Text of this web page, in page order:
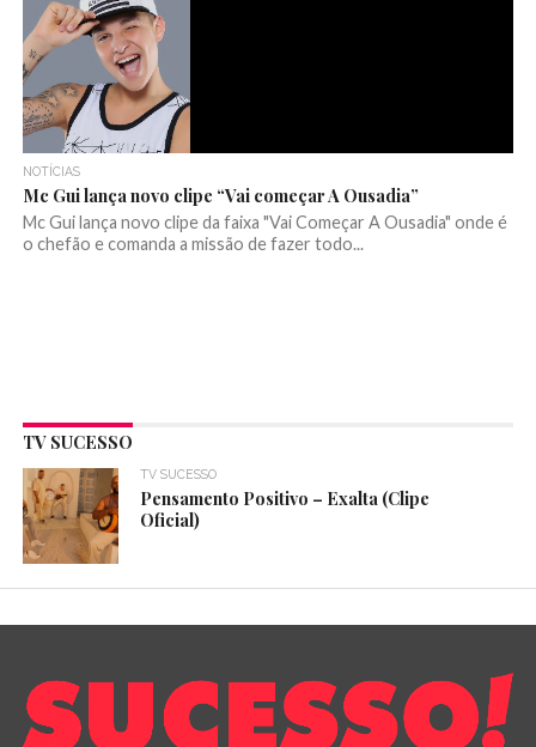
NOTÍCIAS
Mc Gui lança novo clipe “Vai começar A Ousadia”
Mc Gui lança novo clipe da faixa "Vai Começar A Ousadia" onde é
o chefão e comanda a missão de fazer todo...
TV SUCESSO
TV SUCESSO
Pensamento Positivo – Exalta (Clipe
Oficial)